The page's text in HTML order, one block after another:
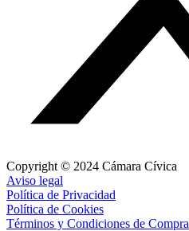
Copyright © 2024 Cámara Cívica
Aviso legal
Política de Privacidad
Política de Cookies
Términos y Condiciones de Compra